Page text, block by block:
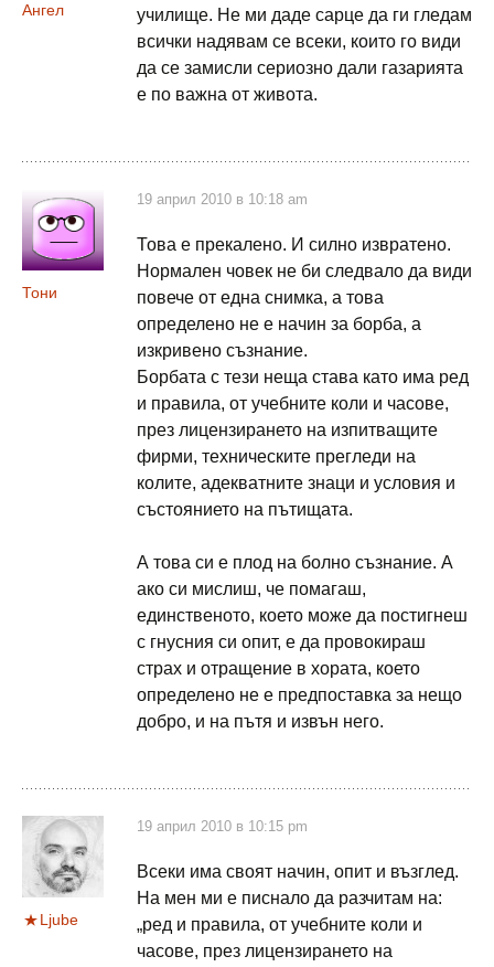
Ангел
училище. Не ми даде сарце да ги гледам
всички надявам се всеки, които го види
да се замисли сериозно дали газарията
е по важна от живота.
Тони
19 април 2010 в 10:18 am
Това е прекалено. И силно извратено.
Нормален човек не би следвало да види
повече от една снимка, а това
определено не е начин за борба, а
изкривено съзнание.
Борбата с тези неща става като има ред
и правила, от учебните коли и часове,
през лицензирането на изпитващите
фирми, техническите прегледи на
колите, адекватните знаци и условия и
състоянието на пътищата.
А това си е плод на болно съзнание. А
ако си мислиш, че помагаш,
единственото, което може да постигнеш
с гнусния си опит, е да провокираш
страх и отращение в хората, което
определено не е предпоставка за нещо
добро, и на пътя и извън него.
Ljube
19 април 2010 в 10:15 pm
Всеки има своят начин, опит и възглед.
На мен ми е писнало да разчитам на:
„ред и правила, от учебните коли и
часове, през лицензирането на